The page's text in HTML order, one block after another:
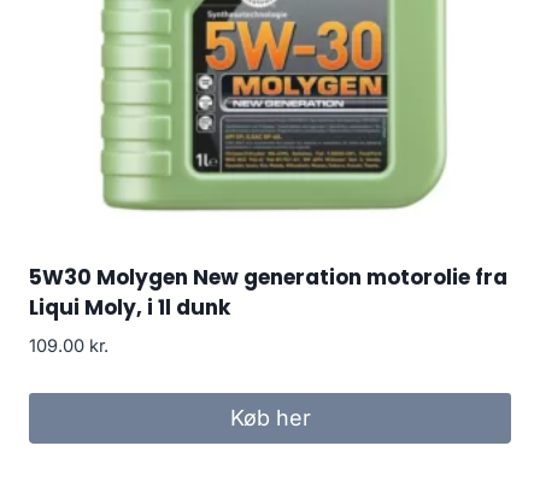
5W30 Molygen New generation motorolie fra
Liqui Moly, i 1l dunk
109.00 kr.
Køb her